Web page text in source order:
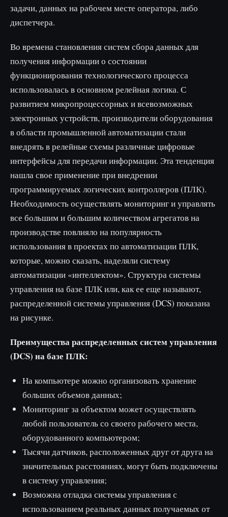
задачи, данных на рабочем месте оператора, либо
диспетчера.
Во времена становления систем сбора данных для
получения информации о состоянии
функционирования технологического процесса
использовалась в основном релейная логика. С
развитием микропроцессорных и всевозможных
электронных устройств, производители оборудования
в области промышленной автоматизации стали
внедрять в релейные схемы различные цифровые
интерфейсы для передачи информации. Эта тенденция
нашла свое применение при внедрении
программируемых логических контроллеров (ПЛК).
Необходимость осуществлять мониторинг и управлять
все большим и большим количеством агрегатов на
производстве повлияло на популярность
использования в проектах по автоматизации ПЛК,
которые, можно сказать, наделяли систему
автоматизации «интеллектом». Структура системы
управления на базе ПЛК или, как ее еще называют,
распределенной системы управления (DCS) показана
на рисунке.
Преимущества распределенных систем управления
(DCS) на базе ПЛК:
На компьютере можно организовать хранение
больших объемов данных;
Мониторинг за объектом может осуществлять
любой пользователь со своего рабочего места,
оборудованного компьютером;
Тысячи датчиков, расположенных друг от друга на
значительных расстояниях, могут быть подключены
в систему управления;
Возможна отладка системы управления с
использованием реальных данных получаемых от